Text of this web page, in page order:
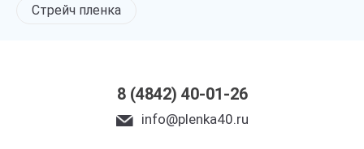
Стрейч пленка
8 (4842) 40-01-26
info@plenka40.ru